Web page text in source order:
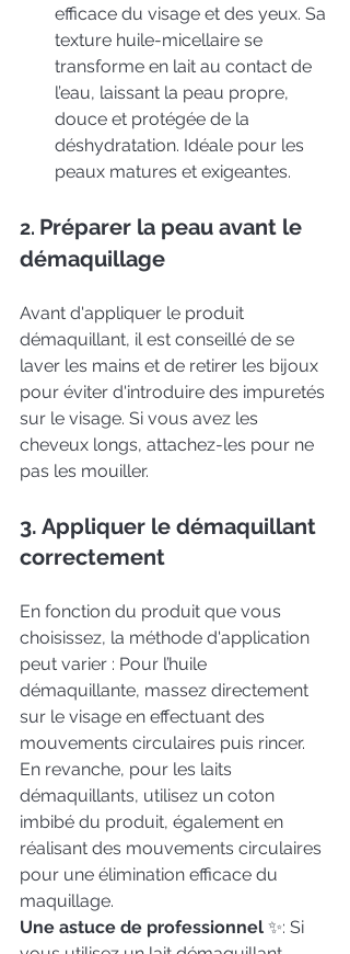
efficace du visage et des yeux. Sa
texture huile-micellaire se
transforme en lait au contact de
l’eau, laissant la peau propre,
douce et protégée de la
déshydratation. Idéale pour les
peaux matures et exigeantes.
2. Préparer la peau avant le
démaquillage
Avant d'appliquer le produit
démaquillant, il est conseillé de se
laver les mains et de retirer les bijoux
pour éviter d'introduire des impuretés
sur le visage. Si vous avez les
cheveux longs, attachez-les pour ne
pas les mouiller.
3. Appliquer le démaquillant
correctement
En fonction du produit que vous
choisissez, la méthode d'application
peut varier : Pour l’huile
démaquillante, massez directement
sur le visage en effectuant des
mouvements circulaires puis rincer.
En revanche, pour les laits
démaquillants, utilisez un coton
imbibé du produit, également en
réalisant des mouvements circulaires
pour une élimination efficace du
maquillage.
Une astuce de professionnel ✨: Si